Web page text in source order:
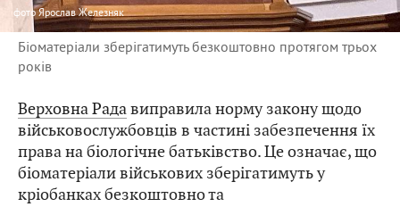
фотоЯрослав Железняк
Біоматеріали зберігатимуть безкоштовно протягом трьох
років
Верховна Радавиправила норму закону щодо
військовослужбовців в частині забезпечення їх
права на біологічне батьківство. Це означає, що
біоматеріали військових зберігатимуть у
кріобанках безкоштовно та